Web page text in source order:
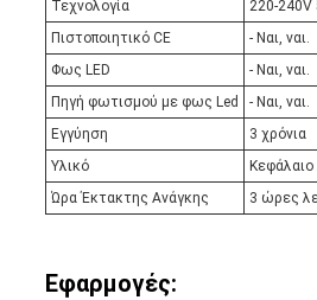
Τεχνολογία
220-
Πιστοποιητικό CE
- Ναι, ναι.
Φως LED
- Ναι, ναι.
Πηγή φωτισμού με φως Led
- Ναι, ναι.
Εγγύηση
3 χρόνια
Υλικό
Κεφάλαιο
Ώρα Έκτακτης Ανάγκης
3 ώρες
Εφαρμογές: